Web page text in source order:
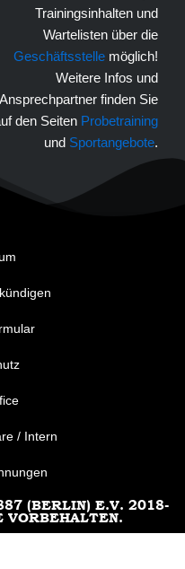
Trainingsinhalten und
Wartelisten über die
Geschäftsstelle möglich!
Weitere Infos und
Ansprechpartner finden Sie
den Seiten Probetraining
und Sportangebote.
/ Intern
(BERLIN) E.V. 2018-